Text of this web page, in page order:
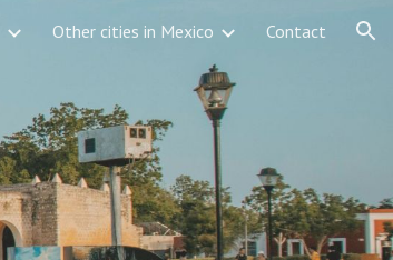
Other cities in Mexico Contact